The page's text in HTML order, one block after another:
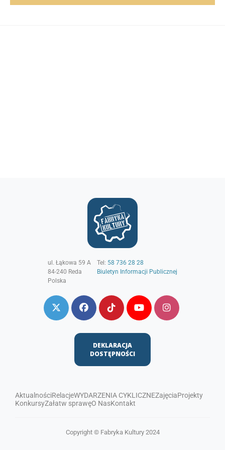
ul. Łąkowa 59 A
84-240 Reda
Polska
Tel: 58 736 28 28
Biuletyn Informacji Publicznej
DEKLARACJA
DOSTĘPNOŚCI
AktualnościRelacjeWYDARZENIA CYKLICZNEZajęciaProjekty
KonkursyZałatw sprawęO NasKontakt
Copyright © Fabryka Kultury 2024